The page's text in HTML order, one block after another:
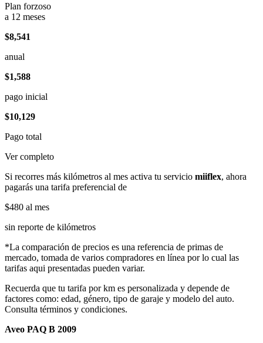
Plan forzoso
a 12 meses
$8,541
anual
$1,588
pago inicial
$10,129
Pago total
Ver completo
Si recorres más kilómetros al mes activa tu servicio miiflex, ahora
pagarás una tarifa preferencial de
$480 al mes
sin reporte de kilómetros
*La comparación de precios es una referencia de primas de
mercado, tomada de varios compradores en línea por lo cual las
tarifas aqui presentadas pueden variar.
Recuerda que tu tarifa por km es personalizada y depende de
factores como: edad, género, tipo de garaje y modelo del auto.
Consulta términos y condiciones.
Aveo PAQ B 2009